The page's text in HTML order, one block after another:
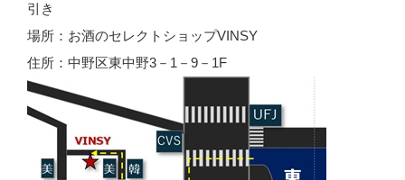
引き
場所：お酒のセレクトショップVINSY
住所：中野区東中野3－1－9－1F